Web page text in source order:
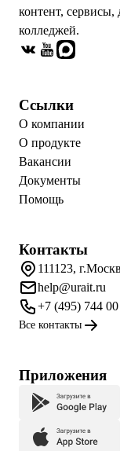
контент, сервисы,
колледжей.
Ссылки
О компании
О продукте
Вакансии
Документы
Помощь
Контакты
111123,
help@urait.ru
+7 (495) 744 00
Все контакты
Приложения